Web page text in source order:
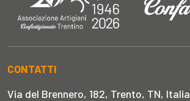
CONTATTI
Via del Brennero, 182, Trento, TN, Italia